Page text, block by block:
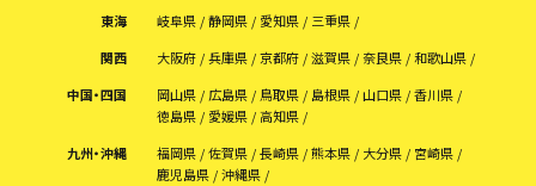
東海
岐阜県 静岡県 愛知県
三重県
関西
大阪府 兵庫県 京都府 滋賀県 奈良県
和歌山県
中国・四国
岡山県 広島県 鳥取県 島根県 山口県
香川県
徳島県
愛媛県
高知県
九州・沖縄
福岡県 佐賀県 長崎県 熊本県 大分県
宮崎県
鹿児島県
沖縄県